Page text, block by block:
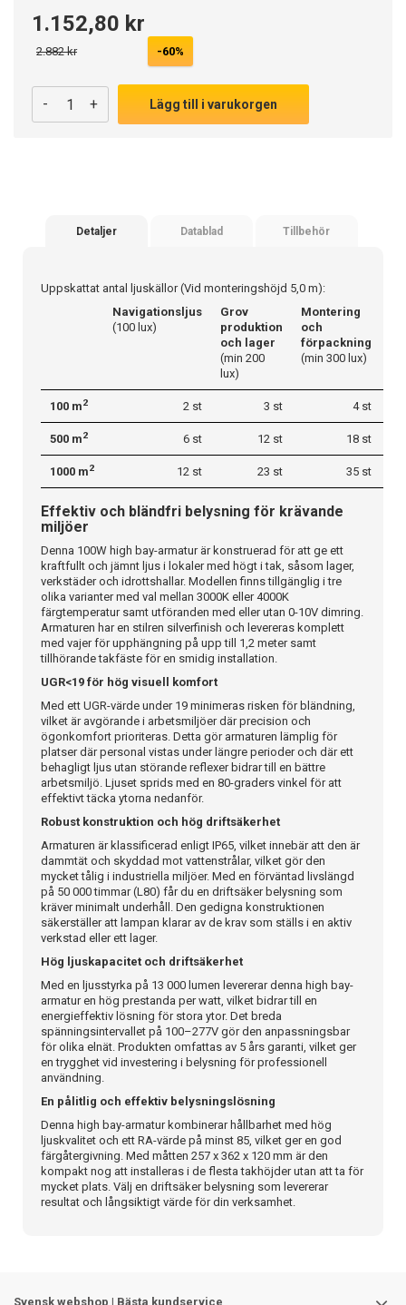
1.152,80 kr
2.882 kr -60%
- + Lägg till i varukorgen
Detaljer Datablad Tillbehör
Uppskattat antal ljuskällor (Vid monteringshöjd 5,0 m):
Navigationsljus
(100 lux)
Grov
produktion
och lager
(min 200
lux)
Montering
och
förpackning
(min 300 lux)
100 m2 2 st 3 st 4 st
500 m2 6 st 12 st 18 st
1000 m2 12 st 23 st 35 st
Effektiv och bländfri belysning för krävande
miljöer
Denna 100W high bay-armatur är konstruerad för att ge ett
kraftfullt och jämnt ljus i lokaler med högt i tak, såsom lager,
verkstäder och idrottshallar. Modellen finns tillgänglig i tre
olika varianter med val mellan 3000K eller 4000K
färgtemperatur samt utföranden med eller utan 0-10V dimring.
Armaturen har en stilren silverfinish och levereras komplett
med vajer för upphängning på upp till 1,2 meter samt
tillhörande takfäste för en smidig installation.
UGR<19 för hög visuell komfort
Med ett UGR-värde under 19 minimeras risken för bländning,
vilket är avgörande i arbetsmiljöer där precision och
ögonkomfort prioriteras. Detta gör armaturen lämplig för
platser där personal vistas under längre perioder och där ett
behagligt ljus utan störande reflexer bidrar till en bättre
arbetsmiljö. Ljuset sprids med en 80-graders vinkel för att
effektivt täcka ytorna nedanför.
Robust konstruktion och hög driftsäkerhet
Armaturen är klassificerad enligt IP65, vilket innebär att den är
dammtät och skyddad mot vattenstrålar, vilket gör den
mycket tålig i industriella miljöer. Med en förväntad livslängd
på 50 000 timmar (L80) får du en driftsäker belysning som
kräver minimalt underhåll. Den gedigna konstruktionen
säkerställer att lampan klarar av de krav som ställs i en aktiv
verkstad eller ett lager.
Hög ljuskapacitet och driftsäkerhet
Med en ljusstyrka på 13 000 lumen levererar denna high bay-
armatur en hög prestanda per watt, vilket bidrar till en
energieffektiv lösning för stora ytor. Det breda
spänningsintervallet på 100–277V gör den anpassningsbar
för olika elnät. Produkten omfattas av 5 års garanti, vilket ger
en trygghet vid investering i belysning för professionell
användning.
En pålitlig och effektiv belysningslösning
Denna high bay-armatur kombinerar hållbarhet med hög
ljuskvalitet och ett RA-värde på minst 85, vilket ger en god
färgåtergivning. Med måtten 257 x 362 x 120 mm är den
kompakt nog att installeras i de flesta takhöjder utan att ta för
mycket plats. Välj en driftsäker belysning som levererar
resultat och långsiktigt värde för din verksamhet.
Svensk webshop | Bästa kundservice